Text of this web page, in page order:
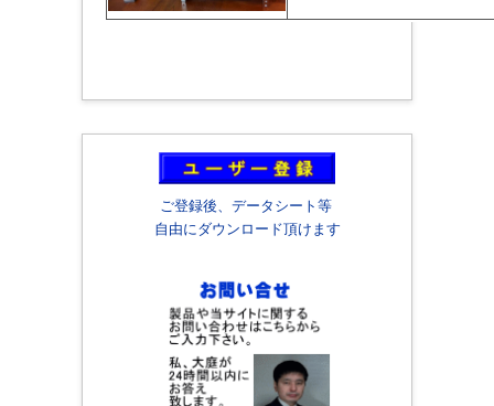
ご登録後、データシート等
自由にダウンロード頂けます